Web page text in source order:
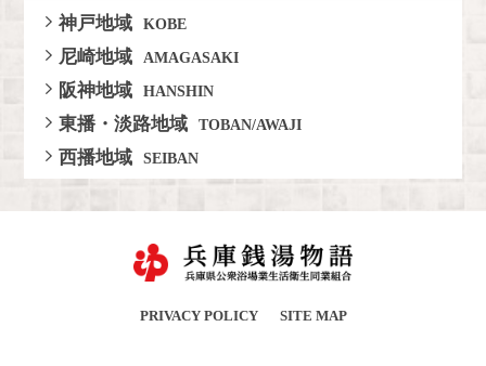
神戸地域 KOBE
尼崎地域 AMAGASAKI
阪神地域 HANSHIN
東播・淡路地域 TOBAN/AWAJI
西播地域 SEIBAN
PRIVACY POLICY SITE MAP